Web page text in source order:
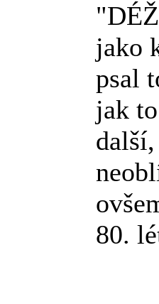
jako
psal
jak
80.